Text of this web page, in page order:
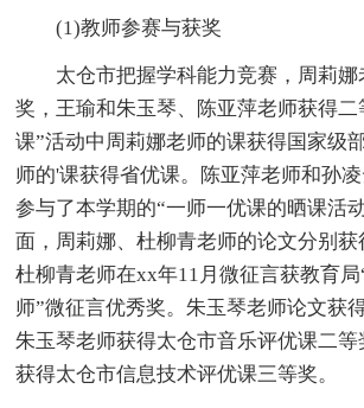
(1)教师参赛与获奖
太仓市把握学科能力竞赛，周莉娜
奖，王瑜和朱玉琴、陈亚萍老师获得
课”活动中周莉娜老师的课获得国家级
师的'课获得省优课。陈亚萍老师和孙
参与了本学期的“一师一优课的晒课活
面，周莉娜、杜柳青老师的论文分别
杜柳青老师在xx年11月微征言获教育
师”微征言优秀奖。朱玉琴老师论文获
朱玉琴老师获得太仓市音乐评优课二
获得太仓市信息技术评优课三等奖。